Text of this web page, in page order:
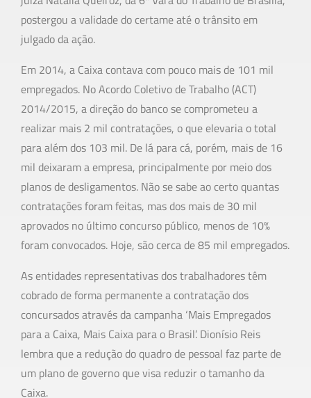
postergou a validade do certame até o trânsito em
julgado da ação.
Em 2014, a Caixa contava com pouco mais de 101 mil
empregados. No Acordo Coletivo de Trabalho (ACT)
2014/2015, a direção do banco se comprometeu a
realizar mais 2 mil contratações, o que elevaria o total
para além dos 103 mil. De lá para cá, porém, mais de 16
mil deixaram a empresa, principalmente por meio dos
planos de desligamentos. Não se sabe ao certo quantas
contratações foram feitas, mas dos mais de 30 mil
aprovados no último concurso público, menos de 10%
foram convocados. Hoje, são cerca de 85 mil empregados.
As entidades representativas dos trabalhadores têm
cobrado de forma permanente a contratação dos
concursados através da campanha ‘Mais Empregados
para a Caixa, Mais Caixa para o Brasil’. Dionísio Reis
lembra que a redução do quadro de pessoal faz parte de
um plano de governo que visa reduzir o tamanho da
Caixa.